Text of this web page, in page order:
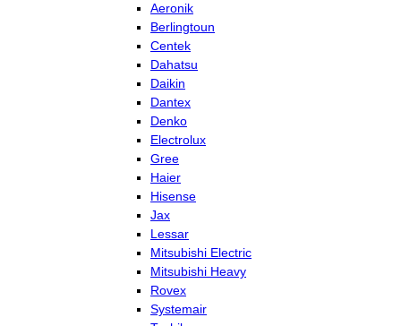
Aeronik
Berlingtoun
Centek
Dahatsu
Daikin
Dantex
Denko
Electrolux
Gree
Haier
Hisense
Jax
Lessar
Mitsubishi Electric
Mitsubishi Heavy
Rovex
Systemair